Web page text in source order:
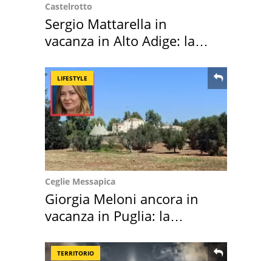
Castelrotto
Sergio Mattarella in
vacanza in Alto Adige: la
LIFESTYLE
Ceglie Messapica
Giorgia Meloni ancora in
vacanza in Puglia: la
TERRITORIO